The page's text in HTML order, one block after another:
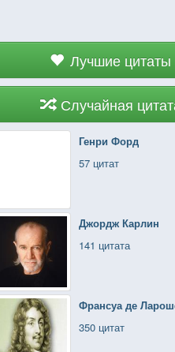
Лучшие цитаты
Случайная
Генри Форд
57 цитат
Джордж Карлин
141 цитата
Франсуа де
350 цитат